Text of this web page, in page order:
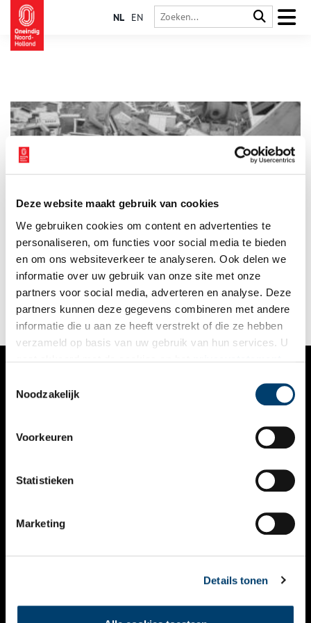
Deze website maakt gebruik van cookies
We gebruiken cookies om content en advertenties te
personaliseren, om functies voor social media te bieden
en om ons websiteverkeer te analyseren. Ook delen we
informatie over uw gebruik van onze site met onze
partners voor social media, adverteren en analyse. Deze
partners kunnen deze gegevens combineren met andere
informatie die u aan ze heeft verstrekt of die ze hebben
verzameld op basis van uw gebruik van hun services. U
Noodzakelijk
Voorkeuren
Statistieken
Marketing
Details tonen
NL EN
Het was een ingrijpend project. Kilometers aan buizen werd
door het hele land uitgerold, monteurs bouwden miljoenen
fornuizen en geisers om. Oude kooktoestellen gingen naar de
sloop. Cabaretier Wim Kan zong in zijn oudejaarsconference
op de radio ‘Twaalf miljoen oliebollen op aardgas’. En nu,
zestig jaren later, gaan we van het aardgas af.
VERHALEN
KALENDER
THEMA’S
VIDEO’S
CONTACT